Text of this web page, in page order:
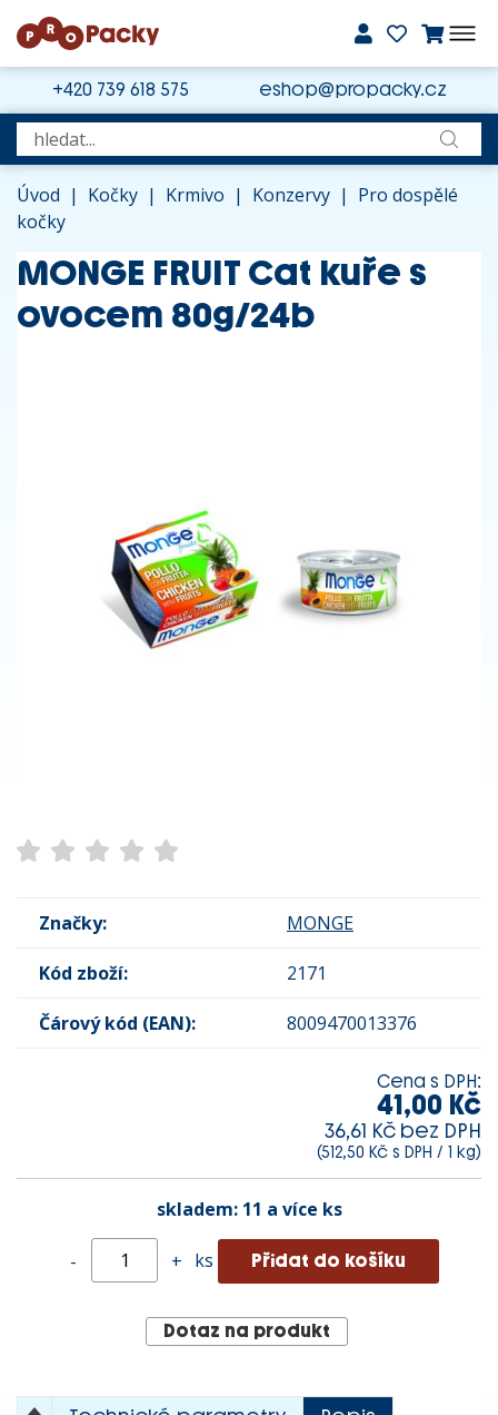
+420 739 618 575 eshop@propacky.cz
Úvod | Kočky | Krmivo | Konzervy | Pro dospělé
kočky
MONGE FRUIT Cat kuře s
ovocem 80g/24b
Značky: MONGE
Kód zboží: 2171
Čárový kód (EAN): 8009470013376
Cena s DPH:
41,00 Kč
36,61 Kč bez DPH
(512,50 Kč s DPH / 1 kg)
skladem: 11 a více ks
- + ks
Dotaz na produkt